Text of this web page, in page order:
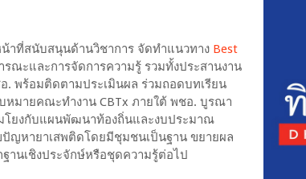
าที่สนับสนุนด้านวิชาการ จัดทำแนวทาง Best
ะและการจัดการความรู้ รวมทั้งประสานงาน
พร้อมติดตามประเมินผล ร่วมถอดบทเรียน
หมายคณะทำงาน CBTx ภายใต้ พชอ. บูรณา
โยงกับแผนพัฒนาท้องถิ่นและงบประมาณ
ญหายาเสพติดโดยมีชุมชนเป็นฐาน ขยายผล
านเชิงประจักษ์หรือชุดความรู้ต่อไป